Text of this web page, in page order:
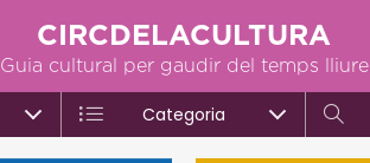
CIRCDELACULTURA
Guia cultural per gaudir del temps lliure
Categoria